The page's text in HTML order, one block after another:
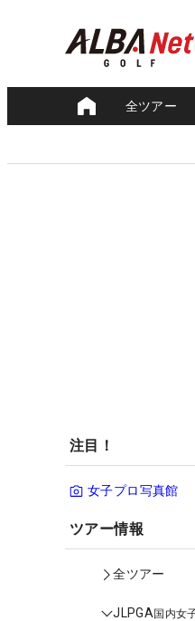
全ツアー
注目！
女子プロ写真館
ツアー情報
全ツアー
JLPGA国内女